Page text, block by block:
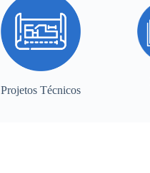
Projetos Técnicos